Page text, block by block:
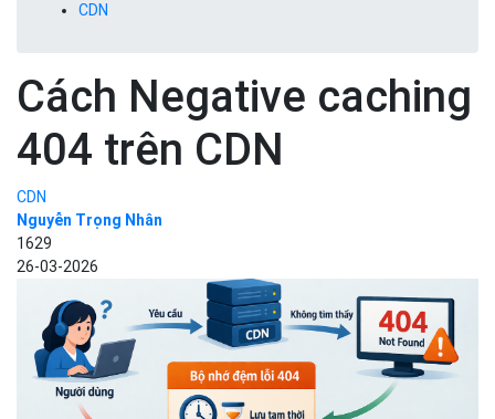
CDN
Cách Negative caching
404 trên CDN
CDN
Nguyễn Trọng Nhân
1629
26-03-2026